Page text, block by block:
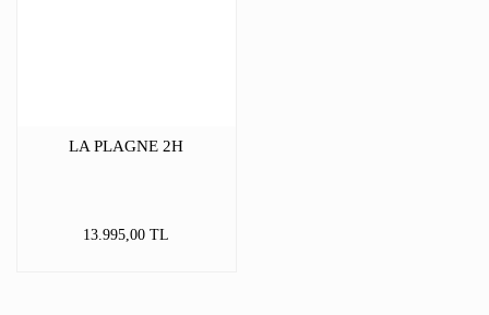
LA PLAGNE 2H
13.995,00 TL